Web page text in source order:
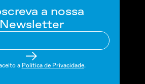
a nossa
Newsletter
a Política de Privacidade.